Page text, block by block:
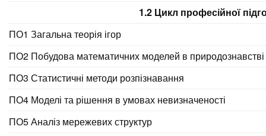
1.2 Цикл професійної
ПО1 Загальна теорія ігор
ПО2 Побудова математичних моделей в природознавстві
ПО3 Статистичні методи розпізнавання
ПО4 Моделі та рішення в умовах невизначеності
ПО5 Аналіз мережевих структур